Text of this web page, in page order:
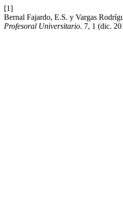
[1]
Bernal Fajardo, E.S. y Vargas
Profesoral Universitario. 7, 1 (dic.